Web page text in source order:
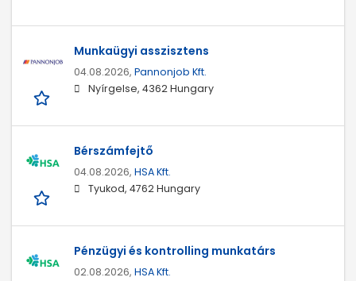
Munkaügyi asszisztens
04.08.2026, Pannonjob Kft.
Nyírgelse, 4362 Hungary
Bérszámfejtő
04.08.2026, HSA Kft.
Tyukod, 4762 Hungary
Pénzügyi és kontrolling munkatárs
02.08.2026, HSA Kft.